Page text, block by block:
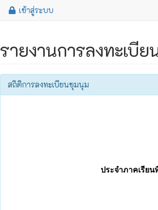
เข้าสู่ระบบ
รายงานการลงทะเบี
สถิติการลงทะเบียนชุมนุม
ประจำภาคเรียน